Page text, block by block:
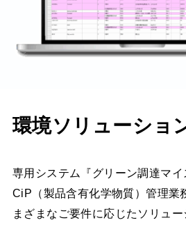
環境ソリューショ
専用システム『グリーン調達マイ
CiP（製品含有化学物質）管理業
まざまなご要件に応じたソリュー